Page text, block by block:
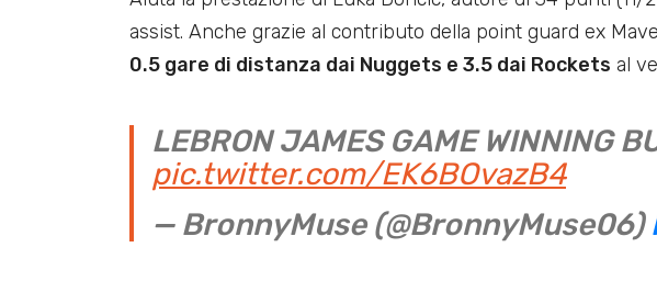
assist. Anche grazie al contributo della point guard ex
0.5 gare di distanza dai Nuggets e 3.5 dai Rockets al
LEBRON JAMES GAME WINNING
pic.twitter.com/EK6BOvazB4
— BronnyMuse (@BronnyMuse06)